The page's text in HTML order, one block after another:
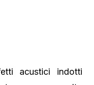
acustici indotti